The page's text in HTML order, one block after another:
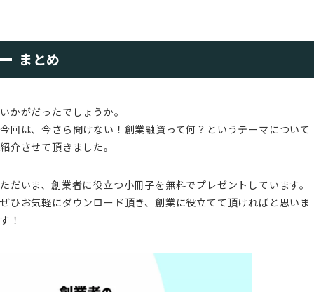
まとめ
いかがだったでしょうか。
今回は、今さら聞けない！創業融資って何？というテーマについて
紹介させて頂きました。
ただいま、創業者に役立つ小冊子を無料でプレゼントしています。
ぜひお気軽にダウンロード頂き、創業に役立てて頂ければと思いま
す！